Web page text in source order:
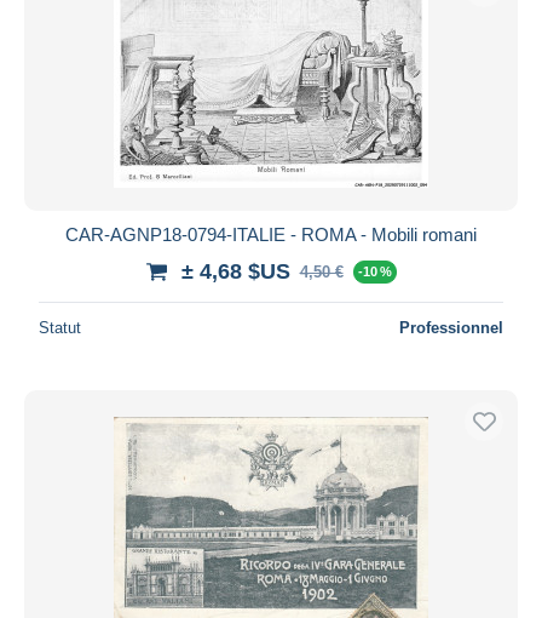
CAR-AGNP18-0794-ITALIE - ROMA - Mobili romani
± 4,68 $US 4,50 € -10 %
Statut Professionnel